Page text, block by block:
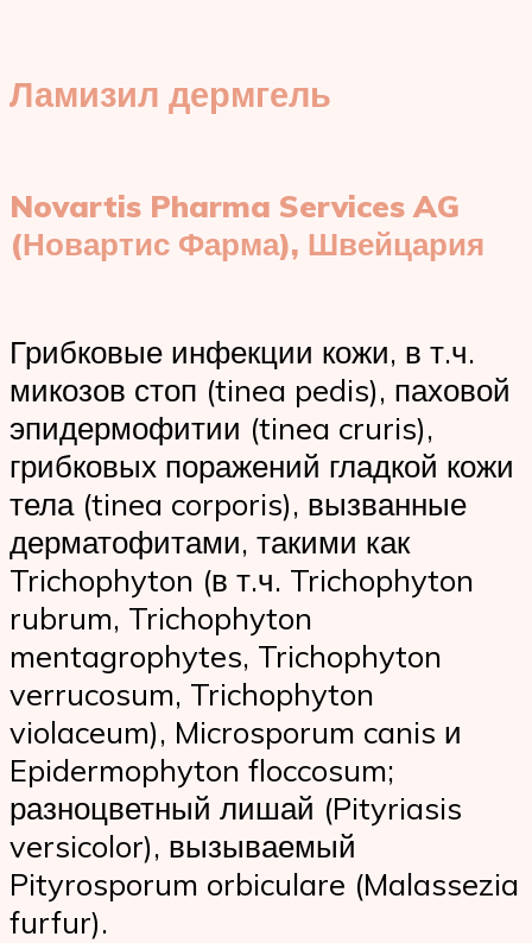
Ламизил дермгель
Novartis Pharma Services AG
(Новартис Фарма), Швейцария
Грибковые инфекции кожи, в т.ч.
микозов стоп (tinea pedis), паховой
эпидермофитии (tinea cruris),
грибковых поражений гладкой кожи
тела (tinea corporis), вызванные
дерматофитами, такими как
Trichophyton (в т.ч. Trichophyton
rubrum, Trichophyton
mentagrophytes, Trichophyton
verrucosum, Trichophyton
violaceum), Microsporum canis и
Epidermophyton floccosum;
разноцветный лишай (Pityriasis
versicolor), вызываемый
Pityrosporum orbiculare (Malassezia
furfur).